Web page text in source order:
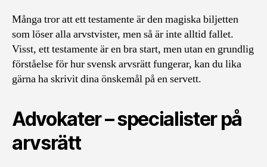
Många tror att ett testamente är den magiska biljetten
som löser alla arvstvister, men så är inte alltid fallet.
Visst, ett testamente är en bra start, men utan en grundlig
förståelse för hur svensk arvsrätt fungerar, kan du lika
gärna ha skrivit dina önskemål på en servett.
Advokater – specialister på
arvsrätt